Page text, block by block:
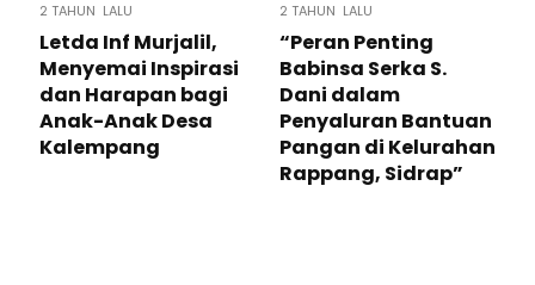
2 TAHUN LALU
Letda Inf Murjalil,
Menyemai Inspirasi
dan Harapan bagi
Anak-Anak Desa
Kalempang
2 TAHUN LALU
“Peran Penting
Babinsa Serka S.
Dani dalam
Penyaluran Bantuan
Pangan di Kelurahan
Rappang, Sidrap”